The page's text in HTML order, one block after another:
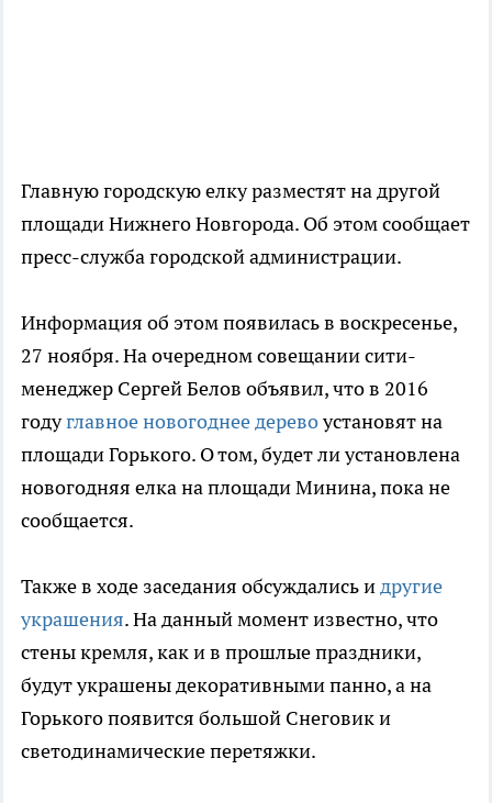
Главную городскую елку разместят на другой
площади Нижнего Новгорода. Об этом сообщает
пресс-служба городской администрации.
Информация об этом появилась в воскресенье,
27 ноября. На очередном совещании сити-
менеджер Сергей Белов объявил, что в 2016
годуглавное новогоднее деревоустановят на
площади Горького. О том, будет ли установлена
новогодняя елка на площади Минина, пока не
сообщается.
Также в ходе заседания обсуждались идругие
украшения. На данный момент известно, что
стены кремля, как и в прошлые праздники,
будут украшены декоративными панно, а на
Горького появится большой Снеговик и
светодинамические перетяжки.